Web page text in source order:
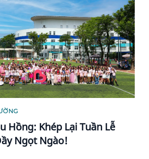
Hồng: Khép Lại Tuần Lễ
Ngọt Ngào!